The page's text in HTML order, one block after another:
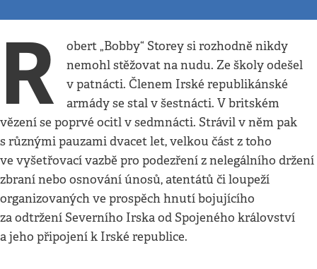
R
obert „Bobby“ Storey si rozhodně nikdy
nemohl stěžovat na nudu. Ze školy odešel
v patnácti. Členem Irské republikánské
armády se stal v šestnácti. V britském
vězení se poprvé ocitl v sedmnácti. Strávil v něm pak
s různými pauzami dvacet let, velkou část z toho
ve vyšetřovací vazbě pro podezření z nelegálního držení
zbraní nebo osnování únosů, atentátů či loupeží
organizovaných ve prospěch hnutí bojujícího
za odtržení Severního Irska od Spojeného království
a jeho připojení k Irské republice.